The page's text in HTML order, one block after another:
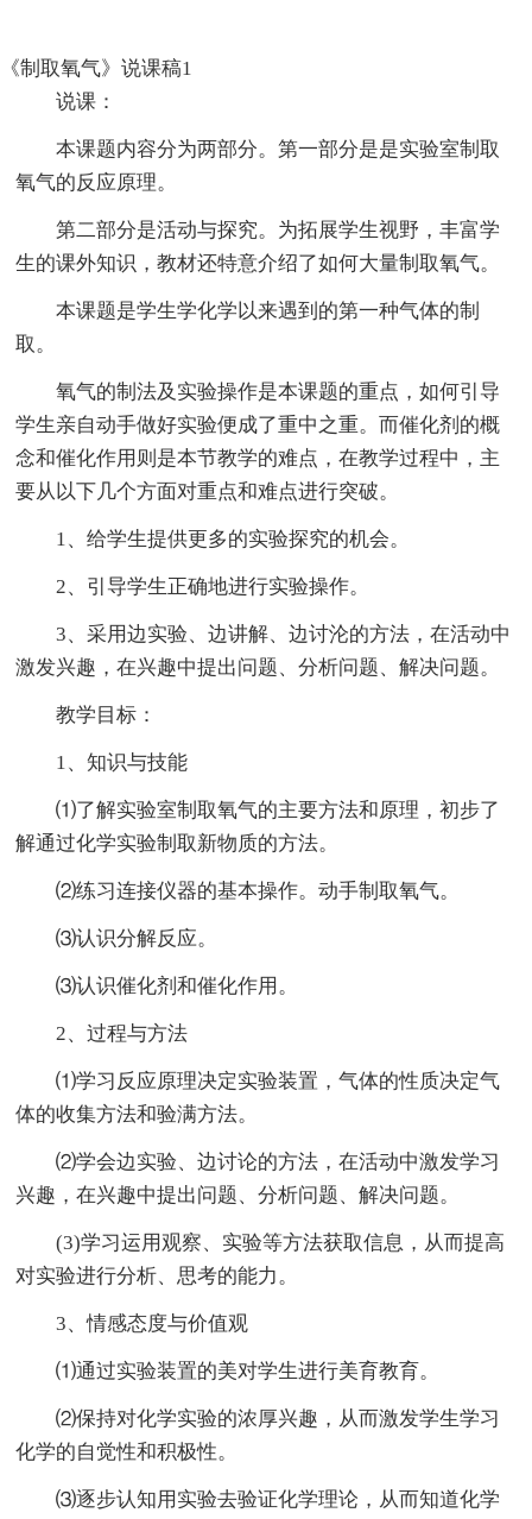
《制取氧气》说课稿1
说课：
本课题内容分为两部分。第一部分是是实验室制取
氧气的反应原理。
第二部分是活动与探究。为拓展学生视野，丰富学
生的课外知识，教材还特意介绍了如何大量制取氧气。
本课题是学生学化学以来遇到的第一种气体的制
取。
氧气的制法及实验操作是本课题的重点，如何引导
学生亲自动手做好实验便成了重中之重。而催化剂的概
念和催化作用则是本节教学的难点，在教学过程中，主
要从以下几个方面对重点和难点进行突破。
1、给学生提供更多的实验探究的机会。
2、引导学生正确地进行实验操作。
3、采用边实验、边讲解、边讨沦的方法，在活动中
激发兴趣，在兴趣中提出问题、分析问题、解决问题。
教学目标：
1、知识与技能
⑴了解实验室制取氧气的主要方法和原理，初步了
解通过化学实验制取新物质的方法。
⑵练习连接仪器的基本操作。动手制取氧气。
⑶认识分解反应。
⑶认识催化剂和催化作用。
2、过程与方法
⑴学习反应原理决定实验装置，气体的性质决定气
体的收集方法和验满方法。
⑵学会边实验、边讨论的方法，在活动中激发学习
兴趣，在兴趣中提出问题、分析问题、解决问题。
(3)学习运用观察、实验等方法获取信息，从而提高
对实验进行分析、思考的能力。
3、情感态度与价值观
⑴通过实验装置的美对学生进行美育教育。
⑵保持对化学实验的浓厚兴趣，从而激发学生学习
化学的自觉性和积极性。
⑶逐步认知用实验去验证化学理论，从而知道化学